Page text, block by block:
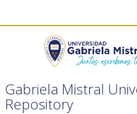
Gabriela Mistral
Repository